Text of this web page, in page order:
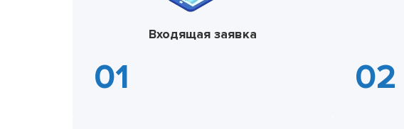
Входящая заявка